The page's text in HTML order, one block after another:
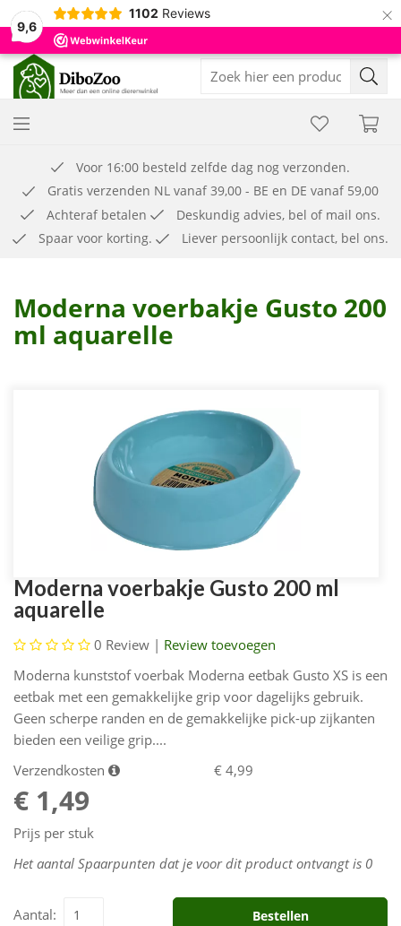
9,6
1102 Reviews ×
Voor 16:00 besteld zelfde dag nog verzonden.
Gratis verzenden NL vanaf 39,00 - BE en DE vanaf 59,00
Achteraf betalen
Deskundig advies, bel of mail ons.
Spaar voor korting.
Liever persoonlijk contact, bel ons.
Moderna voerbakje Gusto 200
ml aquarelle
Moderna voerbakje Gusto 200 ml
aquarelle
0 Review | Review toevoegen
Moderna kunststof voerbak Moderna eetbak Gusto XS is een
eetbak met een gemakkelijke grip voor dagelijks gebruik.
Geen scherpe randen en de gemakkelijke pick-up zijkanten
bieden een veilige grip....
Verzendkosten
€ 4,99
€ 1,49
Prijs per stuk
Het aantal Spaarpunten dat je voor dit product ontvangt is 0
Aantal: Bestellen